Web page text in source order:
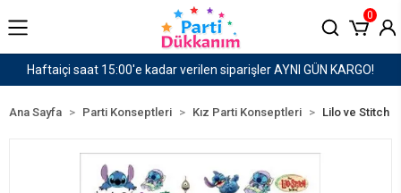
GÜN KARGO! 1500 TL ve Üzeri Kargo
0
Ana Sayfa Parti Konseptleri Kız Parti Konseptleri Lilo ve Stitch